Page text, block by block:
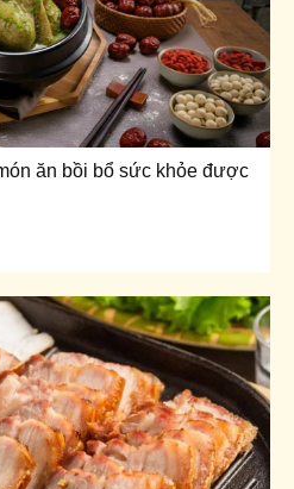
ăn bồi bổ sức khỏe được